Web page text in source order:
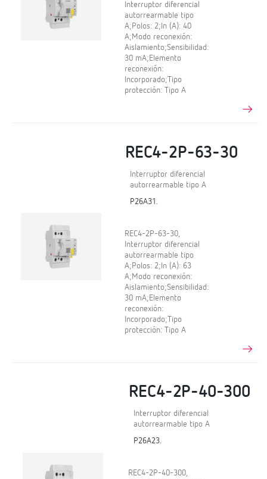
Interruptor diferencial
autorrearmable tipo
A;Polos: 2;In (A): 40
A;Modo reconexión:
Aislamiento;Sensibilidad:
30 mA;Elemento
reconexión:
Incorporado;Tipo
protección: Tipo A
REC4-2P-63-30
Interruptor diferencial
autorrearmable tipo A
P26A31.
REC4-2P-63-30,
Interruptor diferencial
autorrearmable tipo
A;Polos: 2;In (A): 63
A;Modo reconexión:
Aislamiento;Sensibilidad:
30 mA;Elemento
reconexión:
Incorporado;Tipo
protección: Tipo A
REC4-2P-40-300
Interruptor diferencial
autorrearmable tipo A
P26A23.
REC4-2P-40-300,